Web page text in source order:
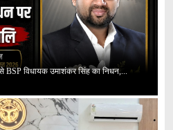
BSP विधायक उमाशंकर सिंह का निधन,...